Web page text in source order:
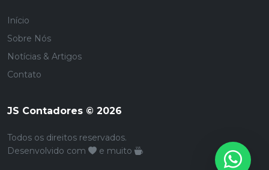
Início
Sobre Nós
Notícias & Artigos
Contato
JS Contadores © 2026
Todos os direitos reservados.
Desenvolvido com
e muito